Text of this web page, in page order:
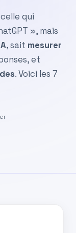
qui
», mais
, sait mesurer
et
. Voici les 7